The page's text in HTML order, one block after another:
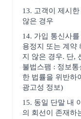
13. 고객이 제시
않은 경우
14. 가입 통신사
용정지 또는 계약
지 않은 경우. 단,
불법스팸 : 정보
한 법률을 위반하
광고성 정보)
15. 동일 단말 내
의 회선이 존재하